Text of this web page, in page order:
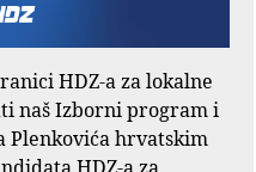
HDZ-a za lokalne
naš Izborni program i
Plenkovića hrvatskim
HDZ-a za